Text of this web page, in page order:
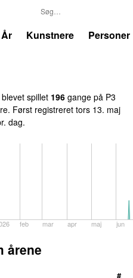
År Kunstnere Personer
spillet 196 gange på P3
Først registreret tors 13. maj
dag.
feb mar apr maj jun
årene
#